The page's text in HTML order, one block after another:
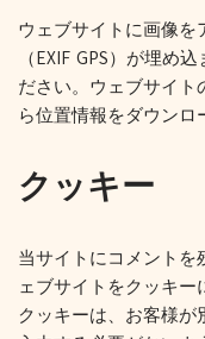
ウェブサイトに画像を
（EXIF GPS）が埋め
ださい。ウェブサイ
ら位置情報をダウンロ
クッキー
当サイトにコメントを
ェブサイトをクッキ
クッキーは、お客様